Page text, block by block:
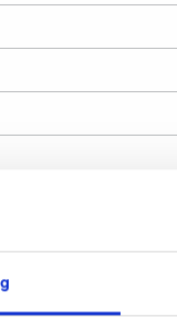
(EMC-categorie